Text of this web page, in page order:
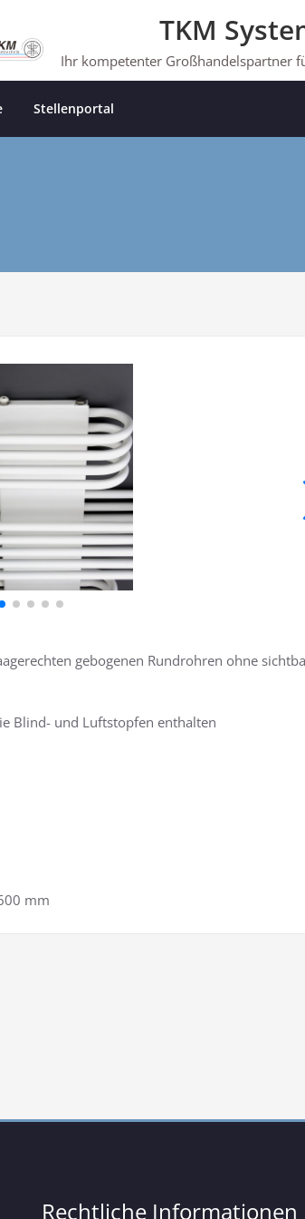
TKM
Ihr kompetenter Großhandelspartner
Stellenportal
gebogenen Rundrohren ohne
Blind- und Luftstopfen enthalten
mm
Rechtliche Informationen